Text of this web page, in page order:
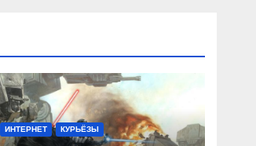
ИНТЕРНЕТ КУРЬЁЗЫ